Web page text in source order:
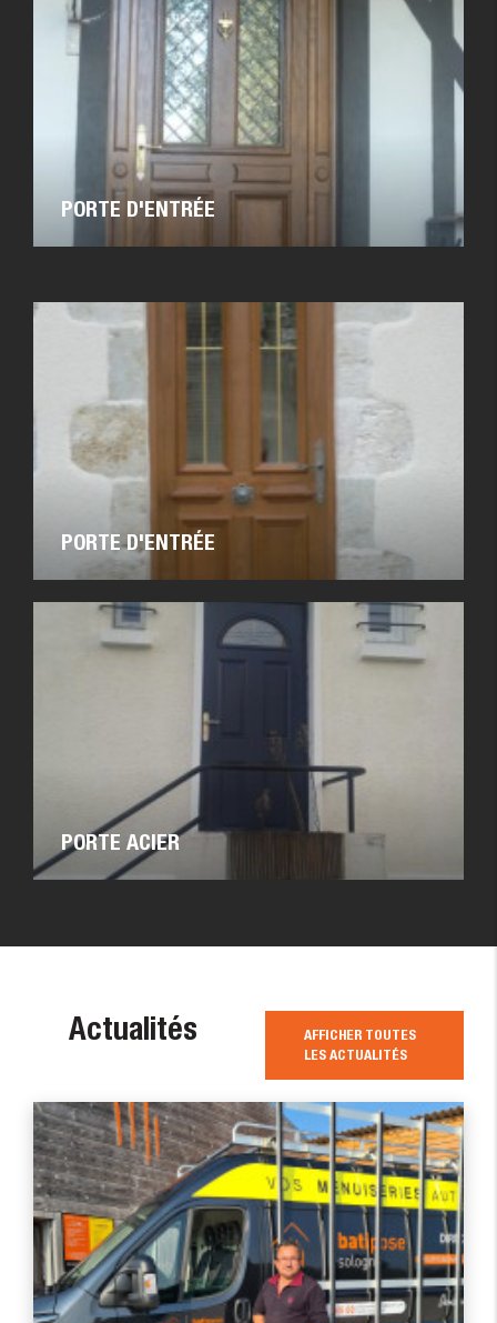
PORTE D'ENTRÉE
PORTE D'ENTRÉE
PORTE ACIER
Actualités
AFFICHER TOUTES
LES ACTUALITÉS